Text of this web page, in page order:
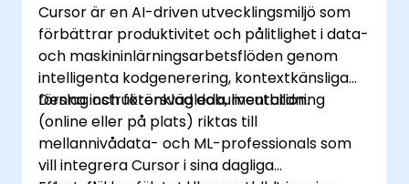
Cursor är en AI-driven utvecklingsmiljö som
förbättrar produktivitet och pålitlighet i data-
och maskininlärningsarbetsflöden genom
intelligenta kodgenerering, kontextkänsliga
förslag och förenklad dokumentation.
Denna instruktörsvägleda, liveutbildning
(online eller på plats) riktas till
mellannivådata- och ML-professionals som
vill integrera Cursor i sina dagliga